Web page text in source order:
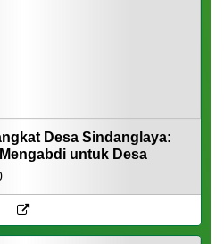
Desa Sindanglaya:
untuk Desa